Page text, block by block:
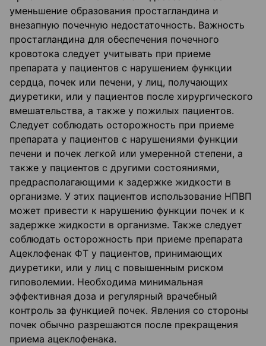
уменьшение образования простагландина и
внезапную почечную недостаточность. Важность
простагландина для обеспечения почечного
кровотока следует учитывать при приеме
препарата у пациентов с нарушением функции
сердца, почек или печени, у лиц, получающих
диуретики, или у пациентов после хирургического
вмешательства, а также у пожилых пациентов.
Следует соблюдать осторожность при приеме
препарата у пациентов с нарушениями функции
печени и почек легкой или умеренной степени, а
также у пациентов с другими состояниями,
предрасполагающими к задержке жидкости в
организме. У этих пациентов использование НПВП
может привести к нарушению функции почек и к
задержке жидкости в организме. Также следует
соблюдать осторожность при приеме препарата
Ацеклофенак ФТ у пациентов, принимающих
диуретики, или у лиц с повышенным риском
гиповолемии. Необходима минимальная
эффективная доза и регулярный врачебный
контроль за функцией почек. Явления со стороны
почек обычно разрешаются после прекращения
приема ацеклофенака.